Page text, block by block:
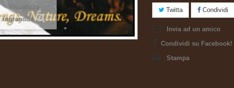
Visualizza
ingrandito
Twitta Condividi
Invia ad un amico
Condividi su Facebook!
Stampa